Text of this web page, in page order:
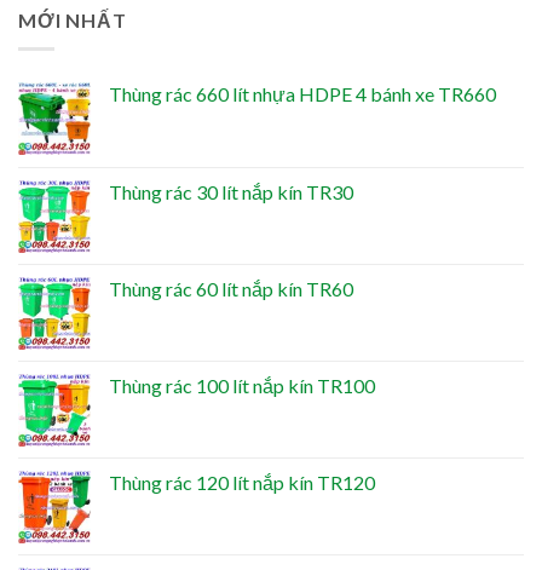
MỚI NHẤT
Thùng rác 660 lít nhựa HDPE 4 bánh xe TR660
Thùng rác 30 lít nắp kín TR30
Thùng rác 60 lít nắp kín TR60
Thùng rác 100 lít nắp kín TR100
Thùng rác 120 lít nắp kín TR120